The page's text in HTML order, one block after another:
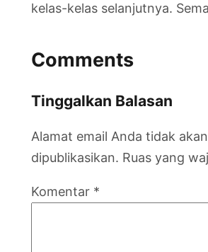
kelas-kelas selanjutnya.
Comments
Tinggalkan Balasan
Alamat email Anda tidak akan
dipublikasikan. Ruas yang
Komentar *